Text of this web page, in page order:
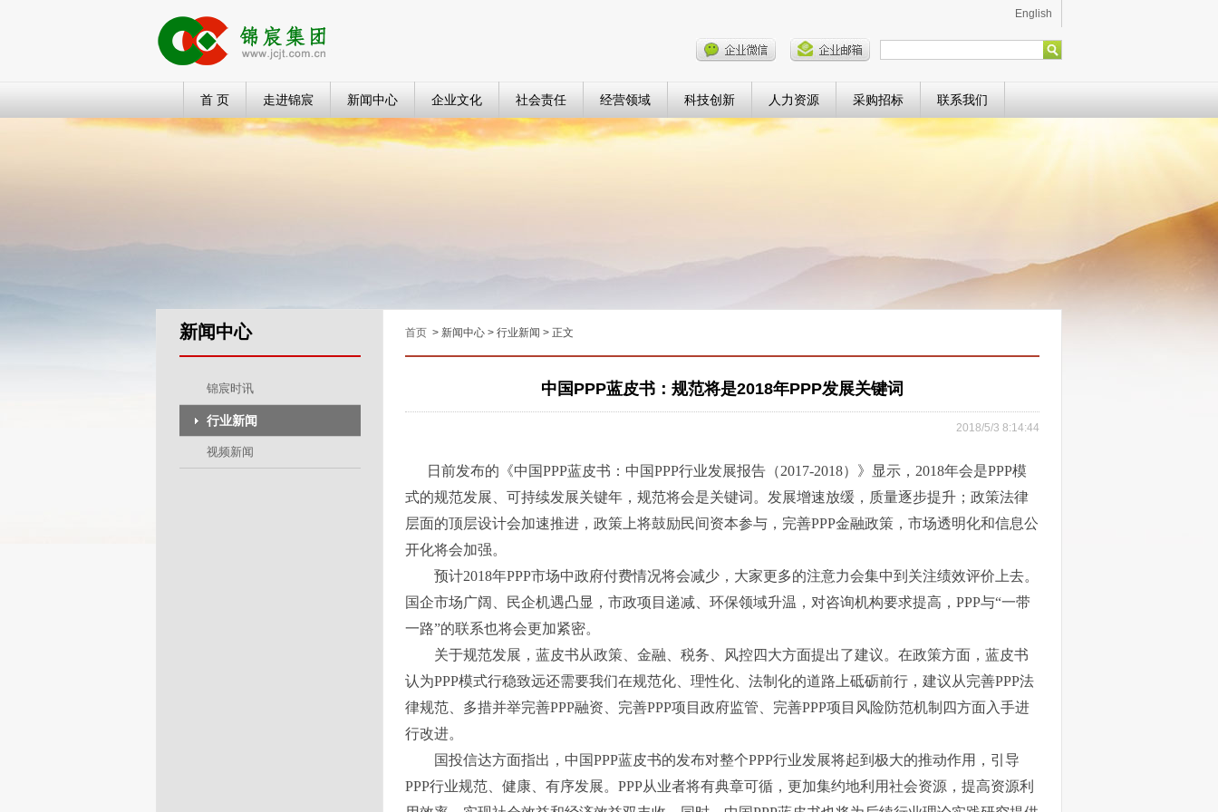
English
首 页 走进锦宸 新闻中心 企业文化 社会责任 经营领域 科技创新 人力资源 采购招标 联系我们
新闻中心
锦宸时讯
行业新闻
视频新闻
首页 > 新闻中心 > 行业新闻 > 正文
中国PPP蓝皮书：规范将是2018年PPP发展关键词
2018/5/3 8:14:44
日前发布的《中国PPP蓝皮书：中国PPP行业发展报告（2017-2018）》显示，2018年会是PPP模
式的规范发展、可持续发展关键年，规范将会是关键词。发展增速放缓，质量逐步提升；政策法律
层面的顶层设计会加速推进，政策上将鼓励民间资本参与，完善PPP金融政策，市场透明化和信息公
开化将会加强。
预计2018年PPP市场中政府付费情况将会减少，大家更多的注意力会集中到关注绩效评价上去。
国企市场广阔、民企机遇凸显，市政项目递减、环保领域升温，对咨询机构要求提高，PPP与“一带
一路”的联系也将会更加紧密。
关于规范发展，蓝皮书从政策、金融、税务、风控四大方面提出了建议。在政策方面，蓝皮书
认为PPP模式行稳致远还需要我们在规范化、理性化、法制化的道路上砥砺前行，建议从完善PPP法
律规范、多措并举完善PPP融资、完善PPP项目政府监管、完善PPP项目风险防范机制四方面入手进
行改进。
国投信达方面指出，中国PPP蓝皮书的发布对整个PPP行业发展将起到极大的推动作用，引导
PPP行业规范、健康、有序发展。PPP从业者将有典章可循，更加集约地利用社会资源，提高资源利